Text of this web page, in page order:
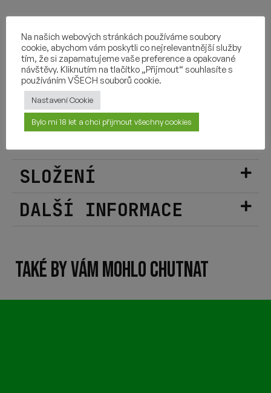
VÍCE O PIVU
POUŽITÉ CHMELY
SLOŽENÍ
DALŠÍ INFORMACE
VIDEO DEGUSTACE
TAKÉ BY VÁM MOHLO CHUTNAT
Na našich webových stránkách používáme soubory
cookie, abychom vám poskytli co nejrelevantnější služby
tím, že si zapamatujeme vaše preference a opakované
návštěvy. Kliknutím na tlačítko „Přijmout“ souhlasíte s
používáním VŠECH souborů cookie.
Nastavení Cookie
Bylo mi 18 let a chci přijmout všechny cookies